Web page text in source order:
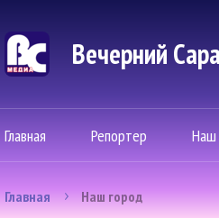
Вечерний
Главная Репортер Наш
Главная Наш город